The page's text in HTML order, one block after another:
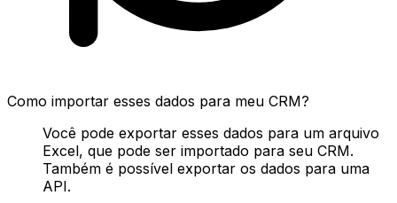
Como importar esses dados para meu CRM?
Você pode exportar esses dados para um arquivo
Excel, que pode ser importado para seu CRM.
Também é possível exportar os dados para uma
API.